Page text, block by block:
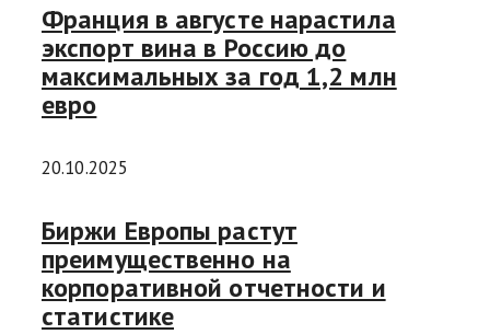
Франция в августе нарастила
экспорт вина в Россию до
максимальных за год 1,2 млн
евро
20.10.2025
Биржи Европы растут
преимущественно на
корпоративной отчетности и
статистике